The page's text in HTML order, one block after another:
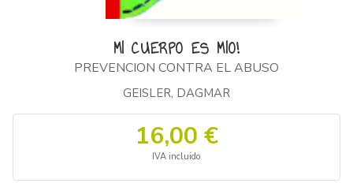
MI CUERPO ES MIO!
PREVENCION CONTRA EL ABUSO
GEISLER, DAGMAR
16,00 €
IVA incluido